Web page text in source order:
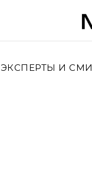
ЭКСПЕРТЫ И СМИ